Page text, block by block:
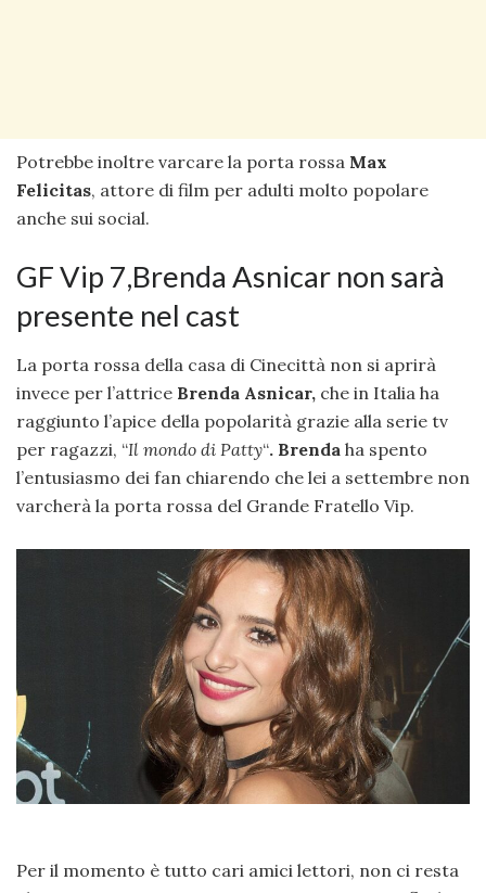
Potrebbe inoltre varcare la porta rossa Max
Felicitas, attore di film per adulti molto popolare
anche sui social.
GF Vip 7,Brenda Asnicar non sarà
presente nel cast
La porta rossa della casa di Cinecittà non si aprirà
invece per l’attrice Brenda Asnicar, che in Italia ha
raggiunto l’apice della popolarità grazie alla serie tv
per ragazzi, “Il mondo di Patty“. Brenda ha spento
l’entusiasmo dei fan chiarendo che lei a settembre non
varcherà la porta rossa del Grande Fratello Vip.
Per il momento è tutto cari amici lettori, non ci resta